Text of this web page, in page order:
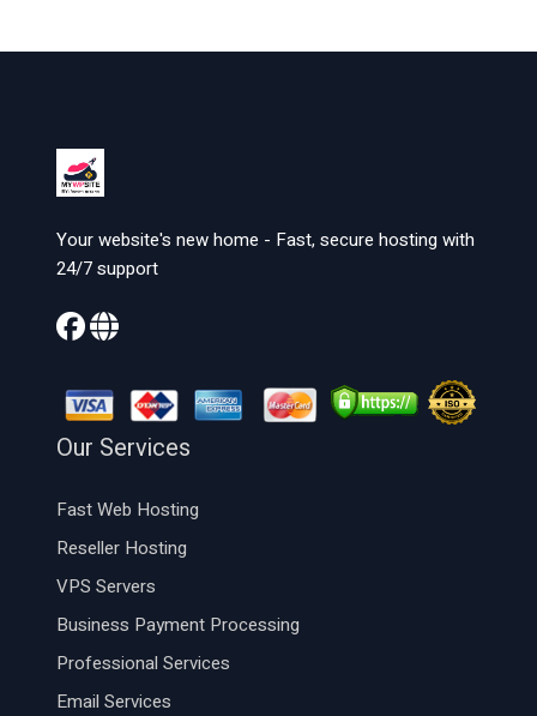
Your website's new home - Fast, secure hosting with
24/7 support
Our Services
Fast Web Hosting
Reseller Hosting
VPS Servers
Business Payment Processing
Professional Services
Email Services